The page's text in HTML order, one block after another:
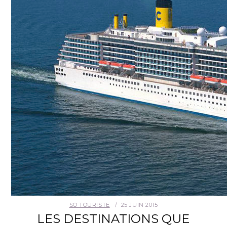
SO TOURISTE 25 JUIN 2015
LES DESTINATIONS QUE